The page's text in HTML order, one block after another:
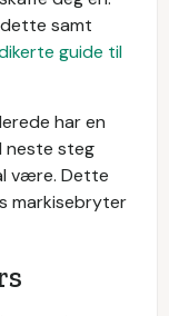
samt
guide til
har en
neste steg
være. Dette
markisebryter